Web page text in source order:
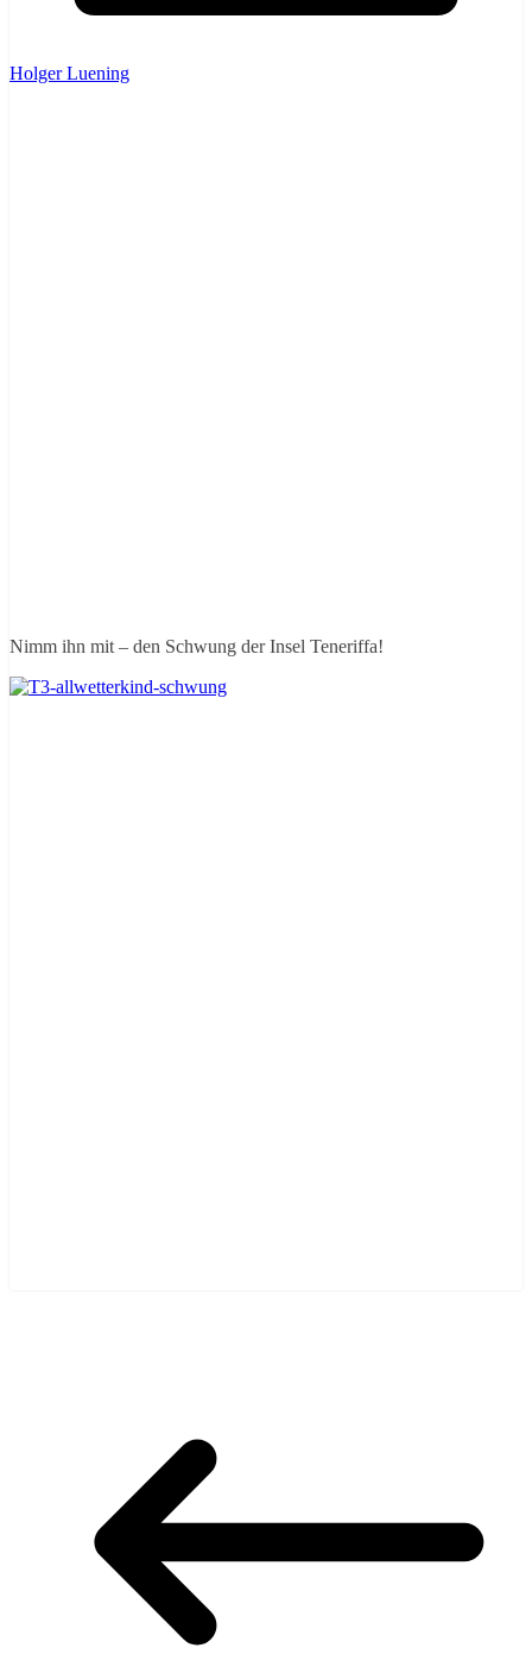
Holger Luening
Nimm ihn mit – den Schwung der Insel Teneriffa!